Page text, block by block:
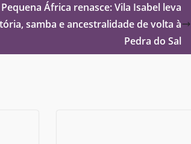
Pequena África renasce: Vila Isabel leva
samba e ancestralidade de volta à
Pedra do Sal